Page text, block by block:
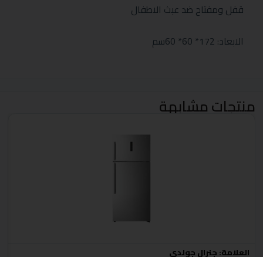
قفل ومفتاح ضد عبث الاطفال
الابعاد: 172* 60* 60سم
منتجات مشابهة
العلامة:جنرال جولدي